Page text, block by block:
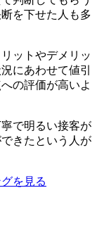
を下せた人も多
ットやデメリッ
にあわせて値引
の評価が高いよ
で明るい接客が
きたという人が
を見る